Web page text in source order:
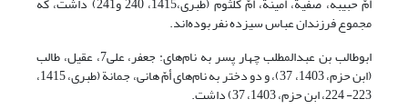
مجموع فرزندان عباس سیزده نفر بوده‌اند.
ابوطالب بن عبدالمطلب چهار پسر به نام‌های: جعفر، علی7، عقیل، طالب
(ابن حزم، 1403، 37)، و دو دختر به نام‌های أمّ هانی، جمانة (طبری، 1415،
223- 224، ابن حزم، 1403، 37) داشت.